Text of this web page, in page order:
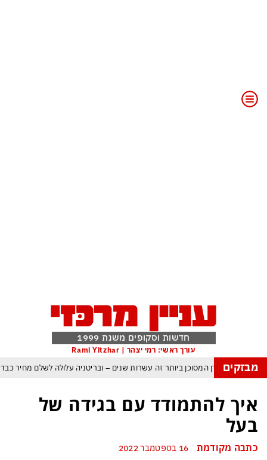
חדשות וסקופים משנת 1999
עורך ראשי: רמי יצהר | Rami Yitzhar
מבזקים
נכנס לעידן המסוכן ביותר זה עשרות שנים – ובריטניה עלולה לשלם מחיר כבד
מי היה מאמין שבאר שבע תנצח את הכוכב האדום?
ומיירטים להגנה – טראמפ נשאר רק עם ציוצי האיום המגוחכים שלא מזיזים לטהרן
כמדיניות: כך הפכה ההוצאה להורג לכלי ההרתעה המרכזי של המשטר האיראני
איך להתמודד עם בגידה של
בעל
כתבה מקודמת